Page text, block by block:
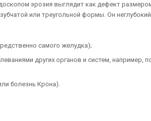
эрозия выглядит как дефект
или треугольной формы. Он
самого желудка);
других органов и систем, например,
болезнь Крона).